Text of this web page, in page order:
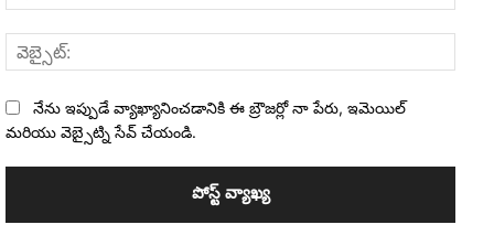
నేను ఇప్పుడే వ్యాఖ్యానించడానికి ఈ బ్రౌజర్లో నా పేరు, ఇమెయిల్
మరియు వెబ్సైట్ని సేవ్ చేయండి.